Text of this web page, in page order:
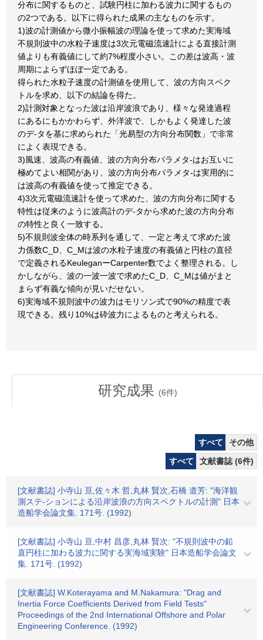
分布に関するものと、試験円柱に加わる波力に関するもの
の2つである。以下に得られた成果の主なものを示す。
1)波の計測値から微小振幅波の理論を使って求めた実海域
不規則波中の水粒子速度は3次元電磁流速計による直接計測
値よりも有義値にして約7%程度小さい。この差は波高・波
周期によらずほぼ一定である。
得られた水粒子速度の計測値を使用して、波の方向スペク
トルを求め、以下の結論を得た。
2)計測対象となった波は沿岸波浪であり、様々な発達過程
にあるにもかかわらず、外洋波で、しかもよく発達した波
のデ-タを基に求められた「光易型の方向分布関数」で非常
によく表現できる。
3)風速、波高の有義値、波の方向分布パラメタ-はお互いに
極めてよい相関があり、波の方向分布パラメタ-は実用的に
は波高の有義値を使って推定できる。
4)3次元電磁流速計を使って求めた、波の方向分布に関する
特性は従来のように波高計のデ-タから求めた波の方向分布
の特性と良く一致する。
5)不規則波全体の時系列を通して、一定と考えて求めた波
力係数C_D、C_Mは波の水粒子速度の有義値と円柱の直径
で定義されるKeuleganーCarpenter数でよく整理される。し
かしながら、波の一波一波で求めたC_D、C_Mは値がまと
まらず有義な傾向が見いだせない。
6)実海域不規則波中の波力はモリソン式で90%の精度で表
現できる。残り10%は砕波力によるものと考えられる。
研究成果 (6件)
すべて
その他
すべて
文献書誌 (6件)
[文献書誌] 小寺山 亘,佐々木 哲,丸林 賢次,石橋 道芳: "海洋観
測ステ-ションによる沿岸波浪の方向スペクトルの計測" 日本
造船学会論文集. 171号. (1992)
[文献書誌] 小寺山 亘,中村 昌彦,丸林 賢次: "不規則波中の鉛
直円柱に加わる波力に関する実海域実験" 日本造船学会論文
集. 171号. (1992)
[文献書誌] W.Koterayama and M.Nakamura: "Drag and
Inertia Force Coefficients Derived from Field Tests"
Proceedings of the 2nd International Offshore and Polar
Engineering Conference. (1992)